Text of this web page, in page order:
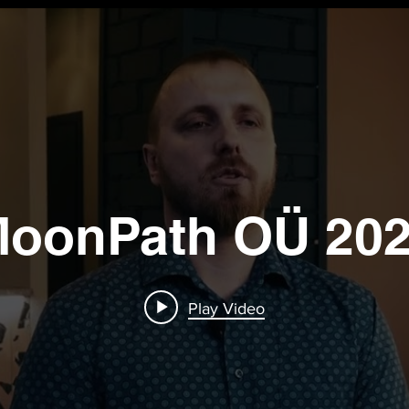
OÜ
Play Video